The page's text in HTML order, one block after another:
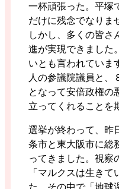
一杯頑張った。平塚
だけに残念でなりま
しかし、多くの皆さ
進が実現できました
いとも言われていま
人の参議院議員と、
となって安倍政権の
立ってくれることを
選挙が終わって、昨
条市と東大阪市に総
ってきました。視察
「マルクスは生き
た。その中で「地球